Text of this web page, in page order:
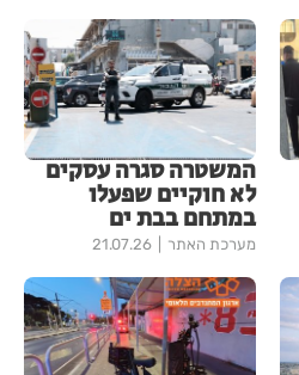
המשטרה סגרה עסקים
לא חוקיים שפעלו
במתחם בבת ים
מערכת האתר 21.07.26